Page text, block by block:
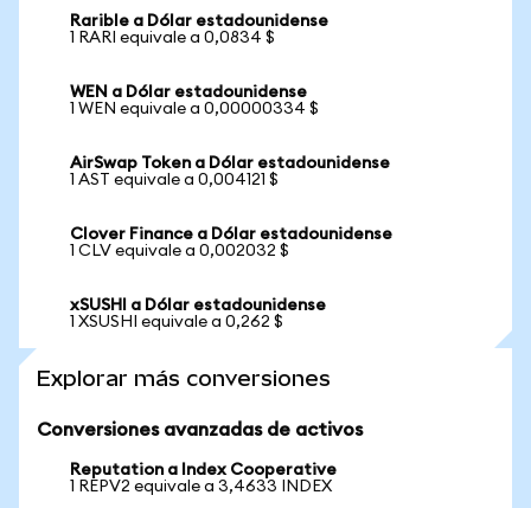
Rarible a Dólar estadounidense
1 RARI equivale a 0,0834 $
WEN a Dólar estadounidense
1 WEN equivale a 0,00000334 $
AirSwap Token a Dólar estadounidense
1 AST equivale a 0,004121 $
Clover Finance a Dólar estadounidense
1 CLV equivale a 0,002032 $
xSUSHI a Dólar estadounidense
1 XSUSHI equivale a 0,262 $
Explorar más conversiones
Conversiones avanzadas de activos
Reputation a Index Cooperative
1 REPV2 equivale a 3,4633 INDEX